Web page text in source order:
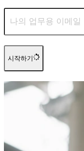
시작하기